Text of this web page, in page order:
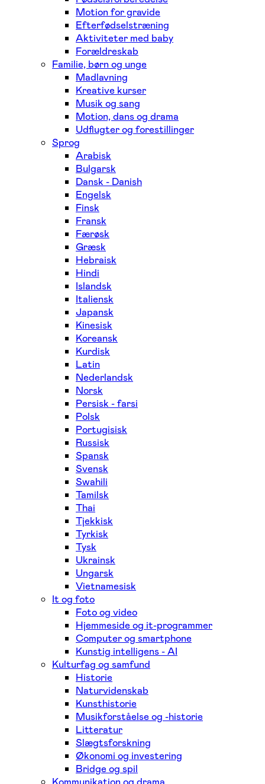
Motion for gravide
Efterfødselstræning
Aktiviteter med baby
Forældreskab
Familie, børn og unge
Madlavning
Kreative kurser
Musik og sang
Motion, dans og drama
Udflugter og forestillinger
Sprog
Arabisk
Bulgarsk
Dansk - Danish
Engelsk
Finsk
Fransk
Færøsk
Græsk
Hebraisk
Hindi
Islandsk
Italiensk
Japansk
Kinesisk
Koreansk
Kurdisk
Latin
Nederlandsk
Norsk
Persisk - farsi
Polsk
Portugisisk
Russisk
Spansk
Svensk
Swahili
Tamilsk
Thai
Tjekkisk
Tyrkisk
Tysk
Ukrainsk
Ungarsk
Vietnamesisk
It og foto
Foto og video
Hjemmeside og it-programmer
Computer og smartphone
Kunstig intelligens - AI
Kulturfag og samfund
Historie
Naturvidenskab
Kunsthistorie
Musikforståelse og -historie
Litteratur
Slægtsforskning
Økonomi og investering
Bridge og spil